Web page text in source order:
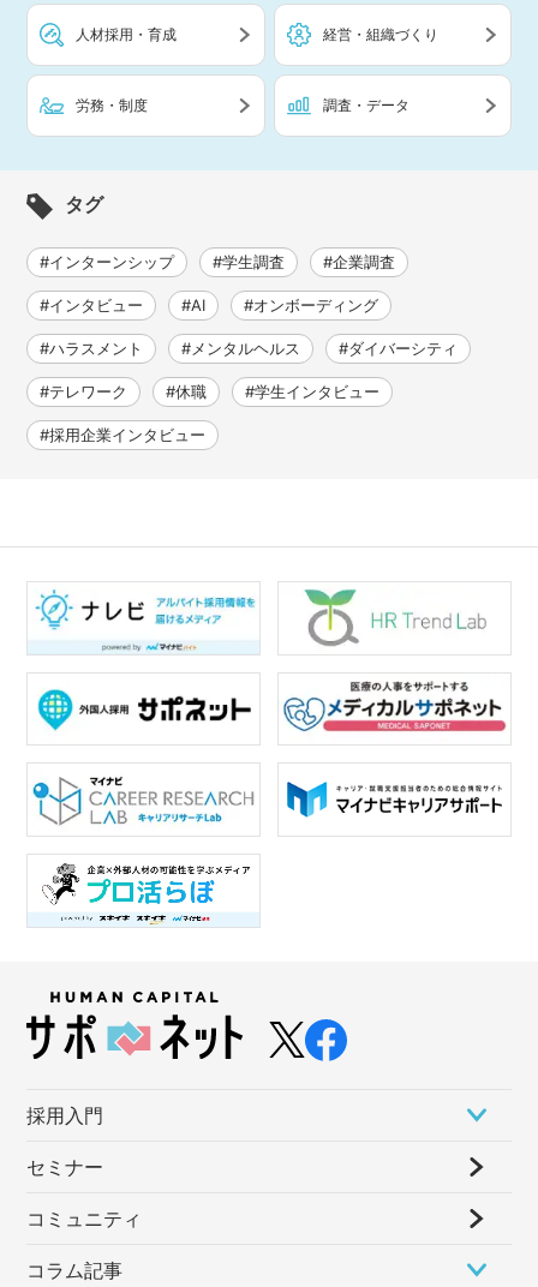
人材採用・育成 経営・組織づくり
労務・制度 調査・データ
タグ
#インターンシップ #学生調査 #企業調査
#インタビュー #AI #オンボーディング
#ハラスメント #メンタルヘルス #ダイバーシティ
#テレワーク #休職 #学生インタビュー
#採用企業インタビュー
採⽤⼊⾨
セミナー
コミュニティ
コラム記事